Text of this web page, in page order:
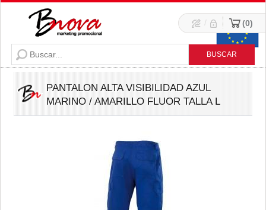
/ 0
PANTALON ALTA VISIBILIDAD AZUL
MARINO / AMARILLO FLUOR TALLA L